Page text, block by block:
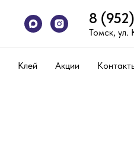
8
Томск, ул.
Клей Акции